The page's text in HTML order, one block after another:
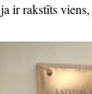
ja ir rakstīts viens,